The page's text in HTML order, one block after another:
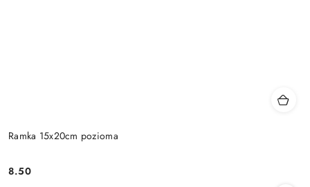
Ramka 15x20cm pozioma
Cena:
8.50